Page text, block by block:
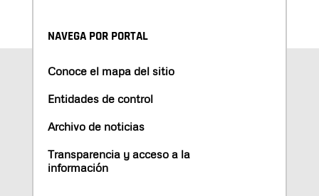
NAVEGA POR PORTAL
Conoce el mapa del sitio
Entidades de control
Archivo de noticias
Transparencia y acceso a la
información